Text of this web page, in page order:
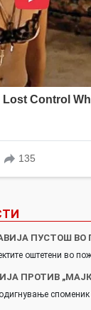
ПУСТОШ ВО
оштетени во
ПРОТИВ